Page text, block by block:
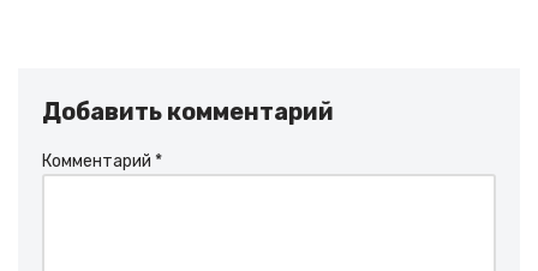
Добавить комментарий
Комментарий *